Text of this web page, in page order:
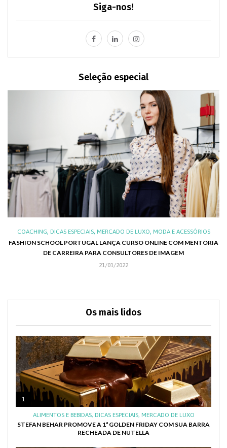
Siga-nos!
Seleção especial
COACHING, DICAS ESPECIAIS, MERCADO DE LUXO, MODA E ACESSÓRIOS
FASHION SCHOOL PORTUGAL LANÇA CURSO ONLINE COM MENTORIA
DE CARREIRA PARA CONSULTORES DE IMAGEM
21/01/2022
Os mais lidos
1
ALIMENTOS E BEBIDAS, DICAS ESPECIAIS, MERCADO DE LUXO
STEFAN BEHAR PROMOVE A 1ª GOLDEN FRIDAY COM SUA BARRA
RECHEADA DE NUTELLA